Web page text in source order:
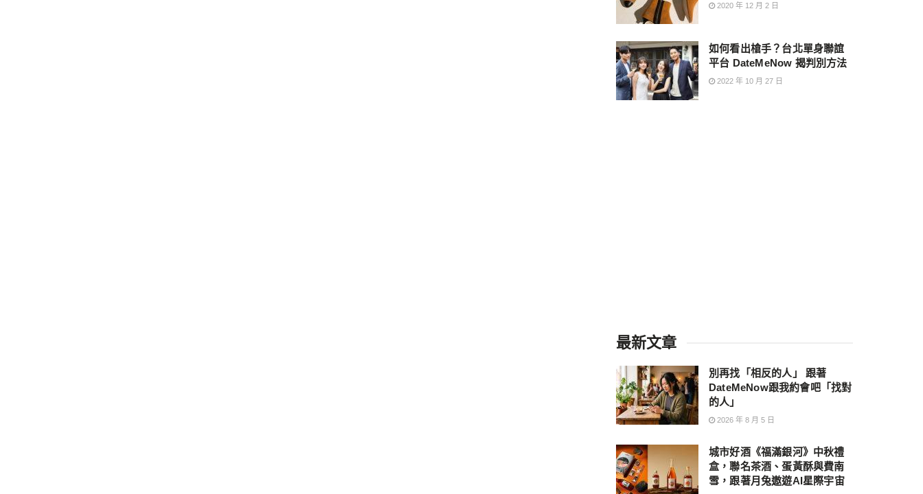
2020 年 12 月 2 日
如何看出槍手？台北單身聯誼
平台 DateMeNow 揭判別方法
2022 年 10 月 27 日
最新文章
別再找「相反的人」 跟著
DateMeNow跟我約會吧「找對
的人」
2026 年 8 月 5 日
城市好酒《福滿銀河》中秋禮
盒，聯名茶酒、蛋黃酥與費南
雪，跟著月兔遨遊AI星際宇宙